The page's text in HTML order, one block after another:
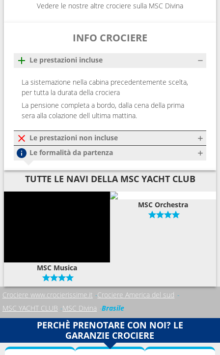
Vedere le nostre altre crociere sulla MSC Divina
INFO CROCIERE
Le prestazioni incluse
La sistemazione nella cabina precedentemente scelta,
per tutta la durata della crociera
La pensione completa a bordo, dalla cena della prima
sera alla colazione dell ultima mattina.
Le prestazioni non incluse
Le formalità da partenza
TUTTE LE NAVI DELLA MSC YACHT CLUB
MSC Musica
MSC Orchestra
Crociere www.crocierissime.it Crociere America del sud
MSC YACHT CLUB MSC Divina Brasile
PERCHÈ PRENOTARE CON NOI? LE
GARANZIE CROCIERE